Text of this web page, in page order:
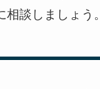
談しましょう。